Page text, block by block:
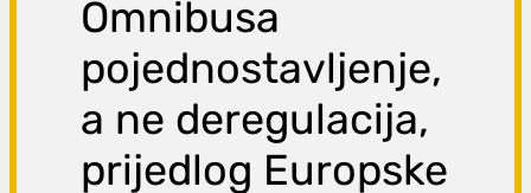
Omnibusa
pojednostavljenje,
a ne deregulacija,
prijedlog Europske